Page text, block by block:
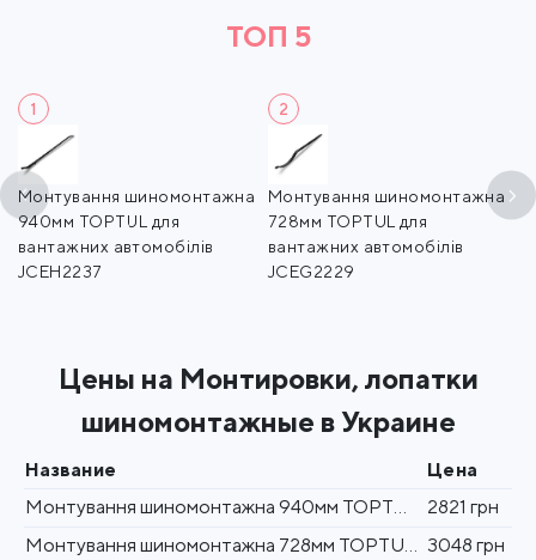
ТОП 5
1
Монтування шиномонтажна
940мм TOPTUL для
вантажних автомобілів
JCEH2237
2
Монтування шиномонтажна
728мм TOPTUL для
вантажних автомобілів
JCEG2229
Цены на Монтировки, лопатки
шиномонтажные в Украине
Название
Цена
Монтування шиномонтажна 940мм TOPTUL для вантажних автомобілів JCEH2237
2821 грн
Монтування шиномонтажна 728мм TOPTUL для вантажних автомобілів JCEG2229 3048 грн